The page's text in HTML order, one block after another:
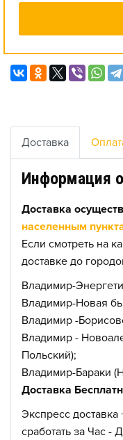
Доставка
Информация
Доставка
населенным
Если смотреть на
доставке до
Владимир-
Владимир-Новая
Владимир -
Владимир -
Польский);
Владимир-Бараки
Доставка
Экспресс
сработать за Час -